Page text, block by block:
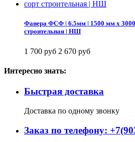
Фанера ФСФ | 6.5мм | 1500 мм х 3000
строительная | НШ
1 700 руб 2 670 руб
Интересно знать:
Быстрая доставка
Доставка по одному звонку
Заказ по телефону: